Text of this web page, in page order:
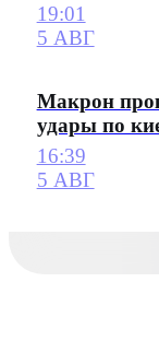
19:01
5 АВГ
Макрон
удары по
16:39
5 АВГ